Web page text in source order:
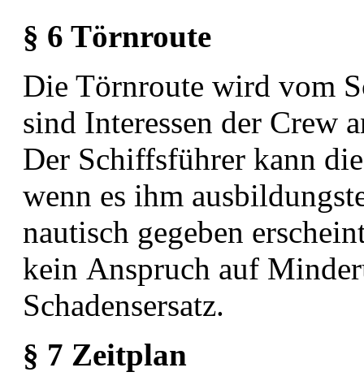
§ 6 Törnroute
Die Törnroute wird vom
sind Interessen der Crew
Der Schiffsführer kann
wenn es ihm
nautisch gegeben
kein Anspruch auf
Schadensersatz.
§ 7 Zeitplan